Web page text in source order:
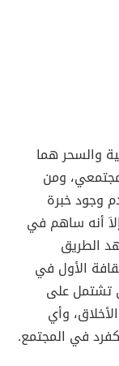
والسحر هما
ومن
وجود خبرة
إلاَ أنه ساهم في
الطريق
الأول في
وأي
في المجتمع.